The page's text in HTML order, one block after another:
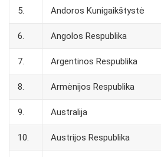
5. Andoros Kunigaikštystė
6. Angolos Respublika
7. Argentinos Respublika
8. Armėnijos Respublika
9. Australija
10. Austrijos Respublika